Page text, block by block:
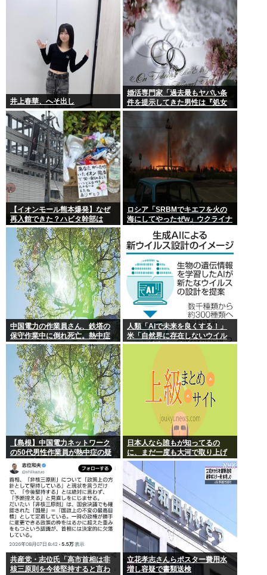
井上春華、へそ出し
婚活専門家「過去最もヤバい条
件を提示してきた男性は『処女
信仰』」ケンモメン…
【イオンモール熊本爆発】なぜ
再入館できた？ハビタ幹部は
「モール職員は引き止めなかっ
た」イオン「運用を徹底できな
かった可能性」
ロシア「SRBMでキエフを火の
海にしてやったぜw」ウクライナ
「我々もSRBMで反撃する
中国電力の作業員さん、鉄塔の
保守作業中に倒れ死亡。熱中症
か
人類「AIで未来を良くする！」
米「自然界に存在しないウイル
スを設計増殖に成功」技術が進
【島根】中国電力ネットワーク
の50代男性作業員が熱中症の疑
いで死亡 鉄塔の保守作業後に倒
れる 邑南町
日本人なら誰もが知ってるの
に、まだ一度も大河で取り上げ
られてない歴史上の人物
共産党・志位氏「高市首相は非
核三原則を今後堅持すると言わ
立花孝志さんらポスター費用水
増し容疑で書類送検